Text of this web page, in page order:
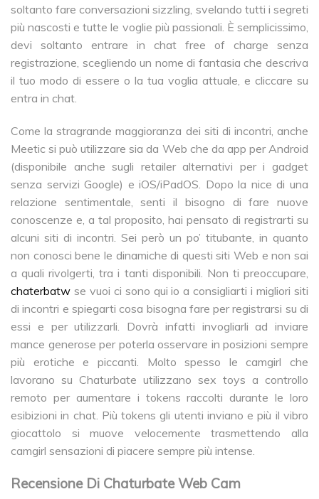
soltanto fare conversazioni sizzling, svelando tutti i segreti
più nascosti e tutte le voglie più passionali. È semplicissimo,
devi soltanto entrare in chat free of charge senza
registrazione, scegliendo un nome di fantasia che descriva
il tuo modo di essere o la tua voglia attuale, e cliccare su
entra in chat.
Come la stragrande maggioranza dei siti di incontri, anche
Meetic si può utilizzare sia da Web che da app per Android
(disponibile anche sugli retailer alternativi per i gadget
senza servizi Google) e iOS/iPadOS. Dopo la nice di una
relazione sentimentale, senti il bisogno di fare nuove
conoscenze e, a tal proposito, hai pensato di registrarti su
alcuni siti di incontri. Sei però un po’ titubante, in quanto
non conosci bene le dinamiche di questi siti Web e non sai
a quali rivolgerti, tra i tanti disponibili. Non ti preoccupare,
chaterbatw se vuoi ci sono qui io a consigliarti i migliori siti
di incontri e spiegarti cosa bisogna fare per registrarsi su di
essi e per utilizzarli. Dovrà infatti invogliarli ad inviare
mance generose per poterla osservare in posizioni sempre
più erotiche e piccanti. Molto spesso le camgirl che
lavorano su Chaturbate utilizzano sex toys a controllo
remoto per aumentare i tokens raccolti durante le loro
esibizioni in chat. Più tokens gli utenti inviano e più il vibro
giocattolo si muove velocemente trasmettendo alla
camgirl sensazioni di piacere sempre più intense.
Recensione Di Chaturbate Web Cam